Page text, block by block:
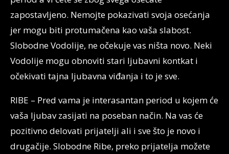
zapostavljeno. Nemojte pokazivati svoja osećanja
jer mogu biti protumačena kao vaša slabost.
Slobodne Vodolije, ne očekuje vas ništa novo. Neki
Vodolije mogu obnoviti stari ljubavni kontkat i
očekivati tajna ljubavna viđanja i to je sve.
RIBE – Pred vama je interasantan period u kojem će
vaša ljubav zasijati na poseban način. Na vas će
pozitivno delovati prijatelji ali i sve što je novo i
drugačije. Slobodne Ribe, preko prijatelja možete